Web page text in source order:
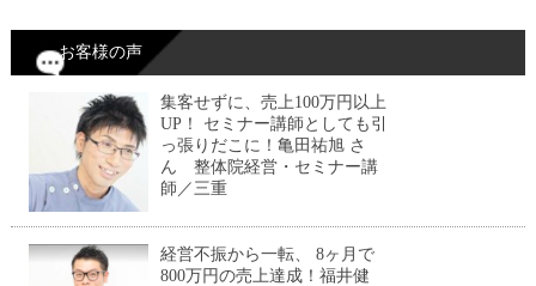
お客様の声
集客せずに、売上100万円以上
UP！ セミナー講師としても引
っ張りだこに！亀田祐旭 さ
ん 整体院経営・セミナー講
師／三重
経営不振から一転、 8ヶ月で
800万円の売上達成！福井健